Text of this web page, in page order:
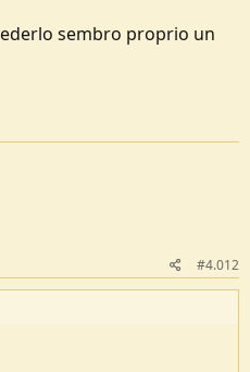
sembro proprio un
#4.012